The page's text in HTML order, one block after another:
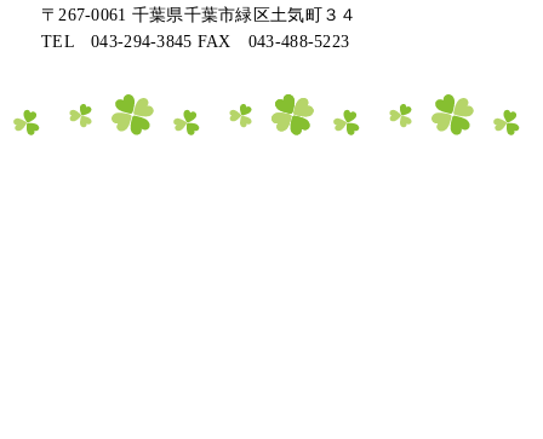
〒267-0061 千葉県千葉市緑区土気町３４
TEL 043-294-3845 FAX 043-488-5223